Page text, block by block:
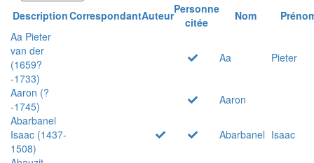
DescriptionCorrespondantAuteurPersonne
citée
Nom
Aa Pieter
van der
(1659?
-1733)
Aa Pieter
Aaron (?
-1745)
Aaron
Abarbanel
Isaac (1437-
1508)
Abarbanel Isaac